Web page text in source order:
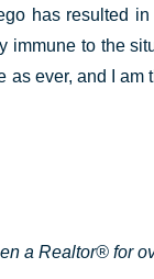
has resulted
immune to the
as ever, and I
a Realtor® for